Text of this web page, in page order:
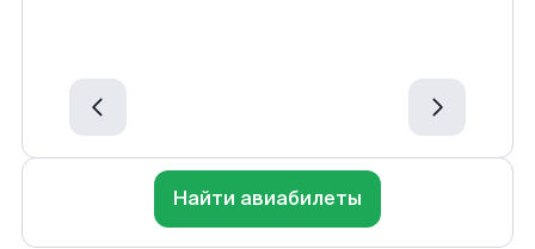
Найти авиабилеты